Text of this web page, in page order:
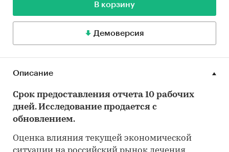
В корзину
Демоверсия
Описание
Срок предоставления отчета 10 рабочих
дней. Исследование продается с
обновлением.
Оценка влияния текущей экономической